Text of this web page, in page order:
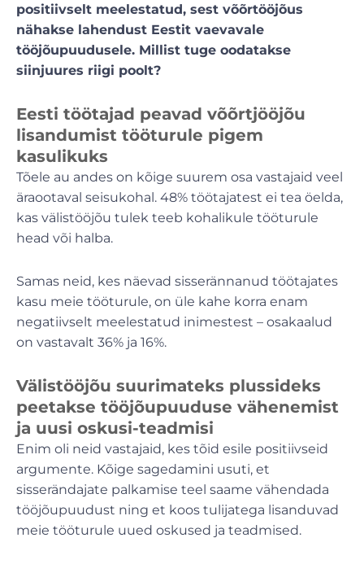
positiivselt meelestatud, sest võõrtööjõus
nähakse lahendust Eestit vaevavale
tööjõupuudusele. Millist tuge oodatakse
siinjuures riigi poolt?
Eesti töötajad peavad võõrtjööjõu
lisandumist tööturule pigem
kasulikuks
Tõele au andes on kõige suurem osa vastajaid veel
äraootaval seisukohal. 48% töötajatest ei tea öelda,
kas välistööjõu tulek teeb kohalikule tööturule
head või halba.
Samas neid, kes näevad sisserännanud töötajates
kasu meie tööturule, on üle kahe korra enam
negatiivselt meelestatud inimestest – osakaalud
on vastavalt 36% ja 16%.
Välistööjõu suurimateks plussideks
peetakse tööjõupuuduse vähenemist
ja uusi oskusi-teadmisi
Enim oli neid vastajaid, kes tõid esile positiivseid
argumente. Kõige sagedamini usuti, et
sisserändajate palkamise teel saame vähendada
tööjõupuudust ning et koos tulijatega lisanduvad
meie tööturule uued oskused ja teadmised.